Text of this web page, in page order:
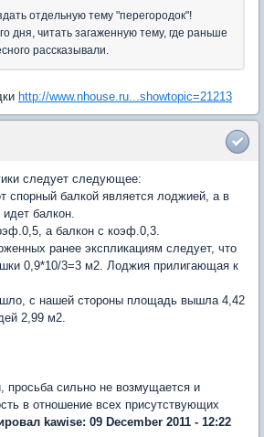
отдельную тему "перегородок"!
дня, читать загаженную тему, где раньше
рассказывали.
http://www.nhouse.ru...showtopic=21213
следует следующее:
спорный балкой является лоджией, а в
балкон.
а балкон с коэф.0,3.
ранее экспликациям следует, что
0,9*10/3=3 м2. Лоджия прилигающая к
с нашей стороны площадь вышла 4,42
2,99 м2.
просьба сильно не возмущается и
в отношение всех присутствующих
kawise: 09 December 2011 - 12:22